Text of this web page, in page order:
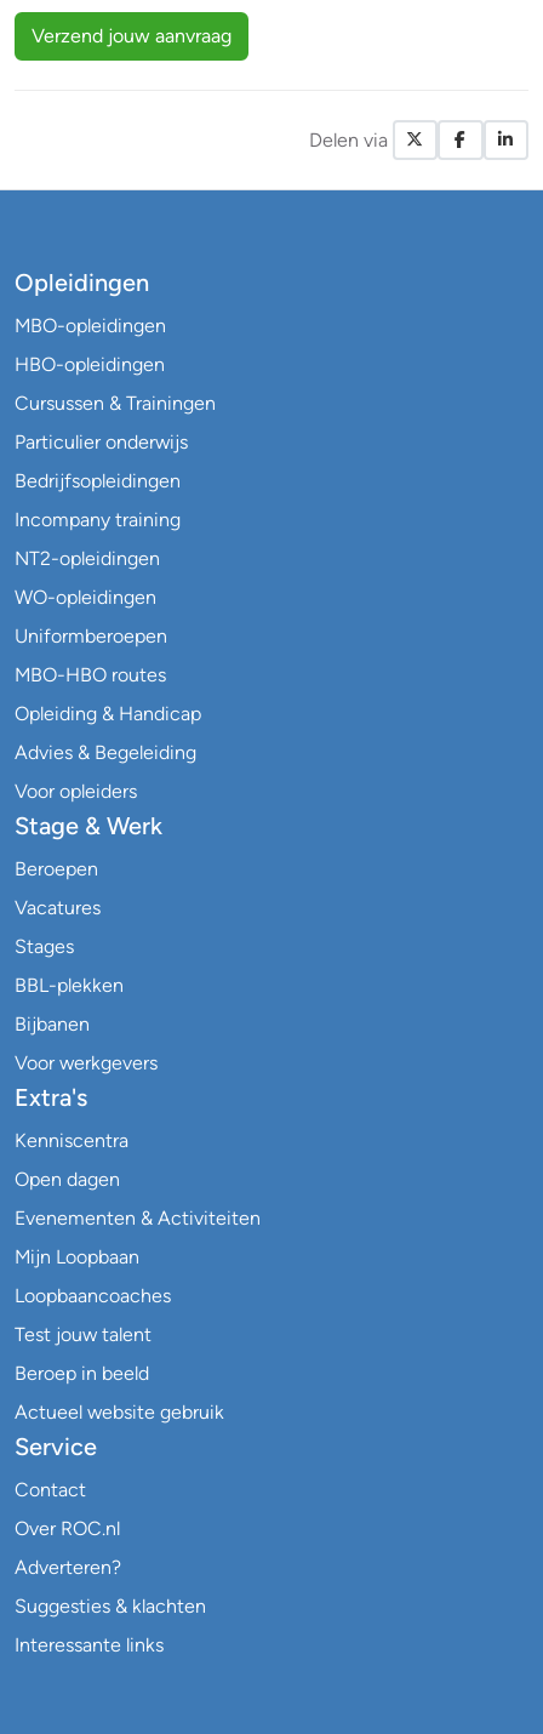
Verzend jouw aanvraag
Delen via X /
Opleidingen
MBO-opleidingen
HBO-opleidingen
Cursussen & Trainingen
Particulier onderwijs
Bedrijfsopleidingen
Incompany training
NT2-opleidingen
WO-opleidingen
Uniformberoepen
MBO-HBO routes
Opleiding & Handicap
Advies & Begeleiding
Voor opleiders
Stage & Werk
Beroepen
Vacatures
Stages
BBL-plekken
Bijbanen
Voor werkgevers
Extra's
Kenniscentra
Open dagen
Evenementen & Activiteiten
Mijn Loopbaan
Loopbaancoaches
Test jouw talent
Beroep in beeld
Actueel website gebruik
Service
Contact
Over ROC.nl
Adverteren?
Suggesties & klachten
Interessante links